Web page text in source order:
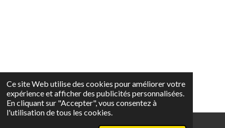
Ce site Web utilise des cookies pour améliorer votre
expérience et afficher des publicités personnalisées.
En cliquant sur "Accepter", vous consentez à
l'utilisation de tous les cookies.